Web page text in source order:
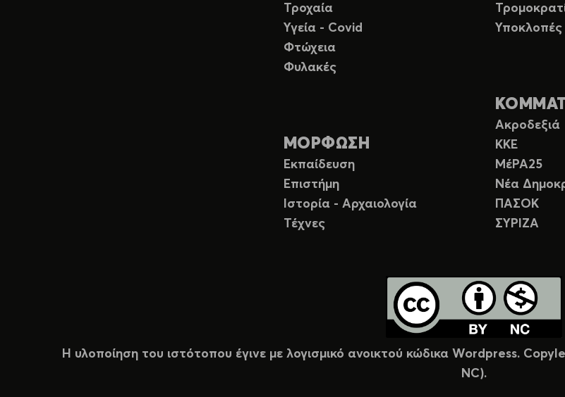
Τροχαία
Υγεία - Covid
Φτώχεια
Φυλακές
ΜΟΡΦΩΣΗ
Εκπαίδευση
Επιστήμη
Ιστορία - Αρχαιολογία
Τέχνες
Υποκλοπές
Ακροδεξιά
ΚΚΕ
ΜέΡΑ25
Νέα
ΠΑΣΟΚ
ΣΥΡΙΖΑ
Η υλοποίηση του ιστότοπου έγινε με λογισμικό ανοικτού κώδικα Wordpress.
NC).